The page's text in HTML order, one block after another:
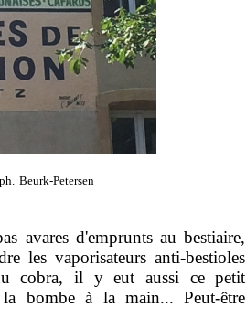
Beurk-Petersen
avares d'emprunts au bestiaire,
les vaporisateurs anti-bestioles
cobra, il y eut aussi ce petit
bombe à la main... Peut-être